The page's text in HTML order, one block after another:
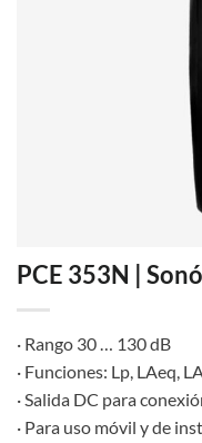
PCE 353N |
· Rango 30 … 130 dB
· Funciones: Lp, LAeq,
· Salida DC para
· Para uso móvil y de